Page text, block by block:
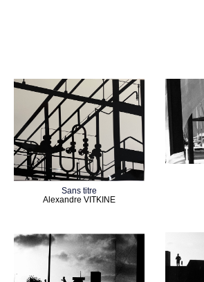
Sans titre
Alexandre VITKINE